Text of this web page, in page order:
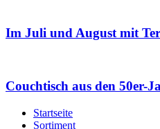
Im Juli und August mit
Couchtisch aus den 50er-
Startseite
Sortiment